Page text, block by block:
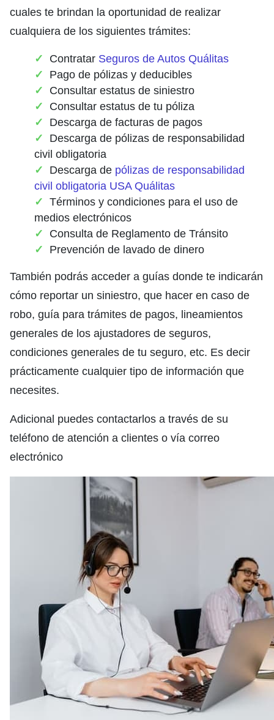
cuales te brindan la oportunidad de realizar
cualquiera de los siguientes trámites:
Contratar Seguros de Autos Quálitas
Pago de pólizas y deducibles
Consultar estatus de siniestro
Consultar estatus de tu póliza
Descarga de facturas de pagos
Descarga de pólizas de responsabilidad
civil obligatoria
Descarga de pólizas de responsabilidad
civil obligatoria USA Quálitas
Términos y condiciones para el uso de
medios electrónicos
Consulta de Reglamento de Tránsito
Prevención de lavado de dinero
También podrás acceder a guías donde te indicarán
cómo reportar un siniestro, que hacer en caso de
robo, guía para trámites de pagos, lineamientos
generales de los ajustadores de seguros,
condiciones generales de tu seguro, etc. Es decir
prácticamente cualquier tipo de información que
necesites.
Adicional puedes contactarlos a través de su
teléfono de atención a clientes o vía correo
electrónico